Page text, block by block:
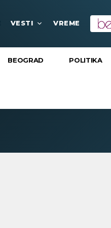
VESTI VREME
BEOGRAD POLITIKA